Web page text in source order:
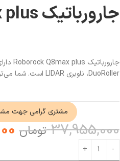
جارورباتیک Roborock Q8max plus
DuoRoller، ناوبری LIDAR است. شما می‌توانید برای مشورت و خرید با فروشگاه می وان استور تماس بگیرید.
مشتری گرامی جهت
37,955,000 تومان